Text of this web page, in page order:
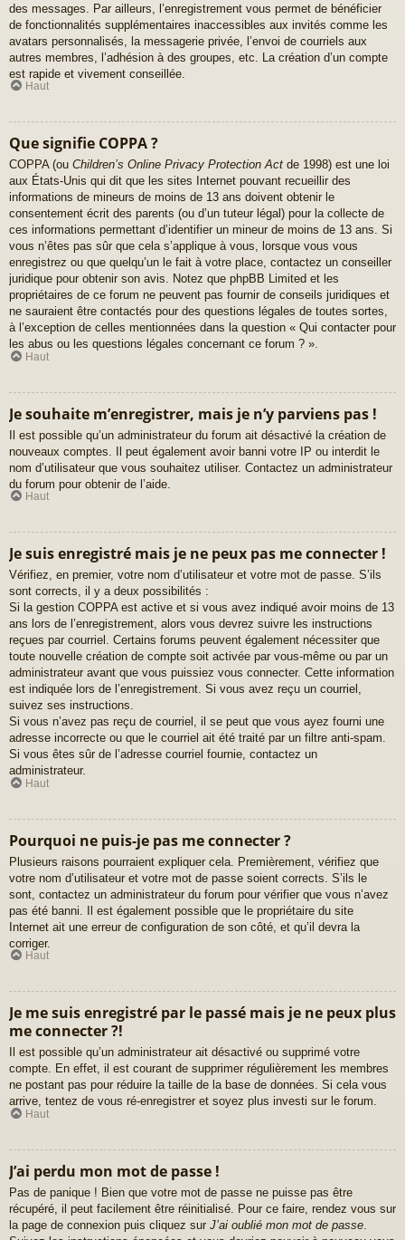
des messages. Par ailleurs, l’enregistrement vous permet de bénéficier
de fonctionnalités supplémentaires inaccessibles aux invités comme les
avatars personnalisés, la messagerie privée, l’envoi de courriels aux
autres membres, l’adhésion à des groupes, etc. La création d’un compte
est rapide et vivement conseillée.
Haut
Que signifie COPPA ?
COPPA (ou Children’s Online Privacy Protection Act de 1998) est une loi
aux États-Unis qui dit que les sites Internet pouvant recueillir des
informations de mineurs de moins de 13 ans doivent obtenir le
consentement écrit des parents (ou d’un tuteur légal) pour la collecte de
ces informations permettant d’identifier un mineur de moins de 13 ans. Si
vous n’êtes pas sûr que cela s’applique à vous, lorsque vous vous
enregistrez ou que quelqu’un le fait à votre place, contactez un conseiller
juridique pour obtenir son avis. Notez que phpBB Limited et les
propriétaires de ce forum ne peuvent pas fournir de conseils juridiques et
ne sauraient être contactés pour des questions légales de toutes sortes,
à l’exception de celles mentionnées dans la question « Qui contacter pour
les abus ou les questions légales concernant ce forum ? ».
Haut
Je souhaite m’enregistrer, mais je n’y parviens pas !
Il est possible qu’un administrateur du forum ait désactivé la création de
nouveaux comptes. Il peut également avoir banni votre IP ou interdit le
nom d’utilisateur que vous souhaitez utiliser. Contactez un administrateur
du forum pour obtenir de l’aide.
Haut
Je suis enregistré mais je ne peux pas me connecter !
Vérifiez, en premier, votre nom d’utilisateur et votre mot de passe. S’ils
sont corrects, il y a deux possibilités :
Si la gestion COPPA est active et si vous avez indiqué avoir moins de 13
ans lors de l’enregistrement, alors vous devrez suivre les instructions
reçues par courriel. Certains forums peuvent également nécessiter que
toute nouvelle création de compte soit activée par vous-même ou par un
administrateur avant que vous puissiez vous connecter. Cette information
est indiquée lors de l’enregistrement. Si vous avez reçu un courriel,
suivez ses instructions.
Si vous n’avez pas reçu de courriel, il se peut que vous ayez fourni une
adresse incorrecte ou que le courriel ait été traité par un filtre anti-spam.
Si vous êtes sûr de l’adresse courriel fournie, contactez un
administrateur.
Haut
Pourquoi ne puis-je pas me connecter ?
Plusieurs raisons pourraient expliquer cela. Premièrement, vérifiez que
votre nom d’utilisateur et votre mot de passe soient corrects. S’ils le
sont, contactez un administrateur du forum pour vérifier que vous n’avez
pas été banni. Il est également possible que le propriétaire du site
Internet ait une erreur de configuration de son côté, et qu’il devra la
corriger.
Haut
Je me suis enregistré par le passé mais je ne peux plus
me connecter ?!
Il est possible qu’un administrateur ait désactivé ou supprimé votre
compte. En effet, il est courant de supprimer régulièrement les membres
ne postant pas pour réduire la taille de la base de données. Si cela vous
arrive, tentez de vous ré-enregistrer et soyez plus investi sur le forum.
Haut
J’ai perdu mon mot de passe !
Pas de panique ! Bien que votre mot de passe ne puisse pas être
récupéré, il peut facilement être réinitialisé. Pour ce faire, rendez vous sur
la page de connexion puis cliquez sur J’ai oublié mon mot de passe